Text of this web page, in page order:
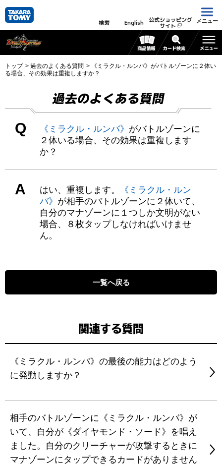
検索 English 公式ショッピング
サイト
メニュー
トップ 過去のよくある質問
《ミラクル・ルンバ》がバトルゾーンに２体い
る場合、その効果は重複しますか？
過去のよくある質問
Q 《ミラクル・ルンバ》 がバトルゾーンに
２体いる場合、その効果は重複します
か？
A はい、重複します。
《ミラクル・ルン
バ》 が相手のバトルゾーンに２体いて、
自分のマナゾーンに１つしか文明がない
場合、８枚タップしなければいけませ
ん。
一覧へ戻る
関連する質問
《ミラクル・ルンバ》の最後の能力はどのよう
に発動しますか？
相手のバトルゾーンに《ミラクル・ルンバ》が
いて、自分が《ダイヤモンド・ソード》を唱え
ました。自分のクリーチャーが攻撃するときに
マナゾーンにタップできるカードがありません